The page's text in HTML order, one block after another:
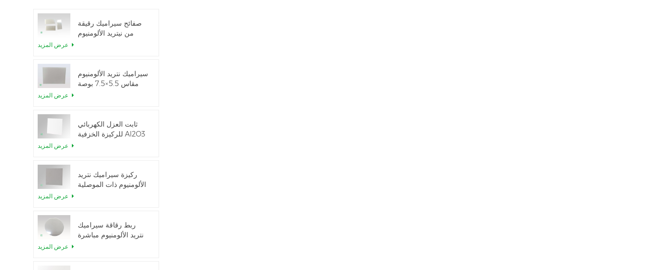
صفائح سيراميك رقيقة
من نيتريد الألومنيوم
سيراميك نتريد الألومنيوم
مقاس 5.5×7.5 بوصة
ثابت العزل الكهربائي
للركيزة الخزفية Al2O3
ركيزة سيراميك نتريد
الألومنيوم ذات الموصلية
ربط رقاقة سيراميك
نتريد الألومنيوم مباشرة